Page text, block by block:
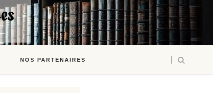
NOS PARTENAIRES